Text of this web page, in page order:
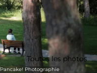
Photographie
Toutes les photos